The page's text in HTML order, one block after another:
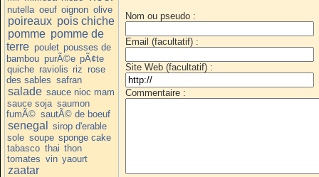
nutella oeuf oignon olive
poireaux pois chiche
pomme pomme de
terre poulet pousses de
bambou purÃ©e pÃ¢te
quiche raviolis riz rose
des sables safran
salade sauce nioc mam
sauce soja saumon
fumÃ© sautÃ© de boeuf
senegal
sirop d'erable
sole soupe sponge cake
tabasco thai thon
tomates vin yaourt
zaatar
Nom ou pseudo :
Email (facultatif) :
Site Web (facultatif) :
Commentaire :